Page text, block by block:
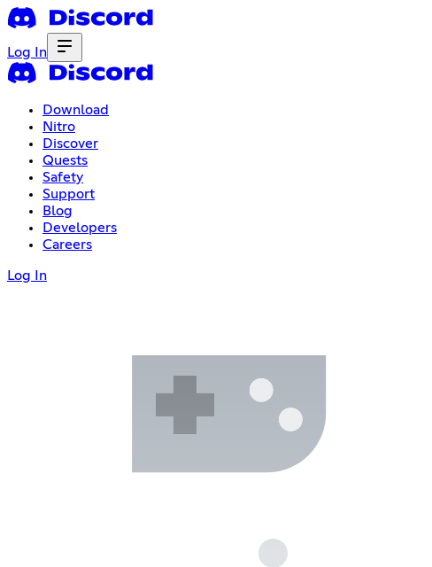
Log In
Download
Nitro
Discover
Quests
Safety
Support
Blog
Developers
Careers
Log In